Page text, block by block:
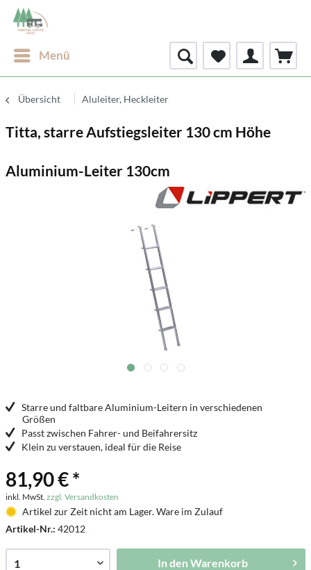
Menü
Übersicht Aluleiter, Heckleiter
Titta, starre Aufstiegsleiter 130 cm Höhe
Aluminium-Leiter 130cm
Starre und faltbare Aluminium-Leitern in verschiedenen
Größen
Passt zwischen Fahrer- und Beifahrersitz
Klein zu verstauen, ideal für die Reise
81,90 € *
inkl. MwSt. zzgl. Versandkosten
Artikel zur Zeit nicht am Lager. Ware im Zulauf
Artikel-Nr.: 42012
In den Warenkorb